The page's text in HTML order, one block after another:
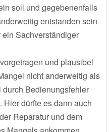
soll und gegebenenfalls
entstanden sein
Sachverständiger
und plausibel
nicht anderweitig als
durch Bedienungsfehler
dürfte es dann auch
Reparatur und dem